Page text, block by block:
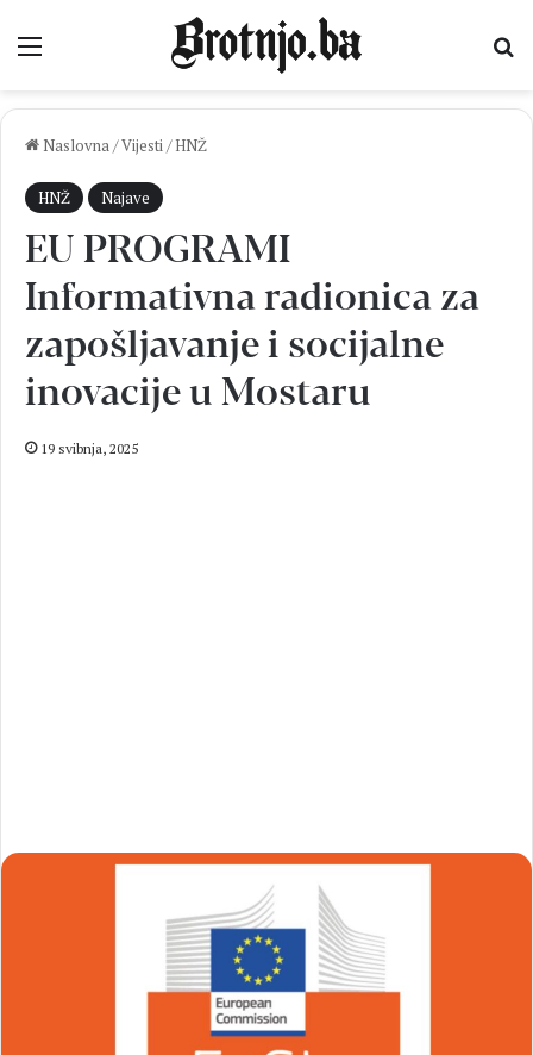
Izbornik
Naslovna/Vijesti/ HNŽ
HNŽ Najave
EU PROGRAMI
Informativna radionica za
zapošljavanje i socijalne
inovacije u Mostaru
19 svibnja, 2025